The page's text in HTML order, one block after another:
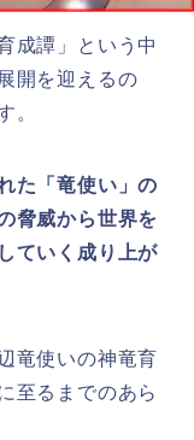
成譚」という中
開を迎えるの
。
た「竜使い」の
脅威から世界を
ていく成り上が
竜使いの神竜育
至るまでのあら